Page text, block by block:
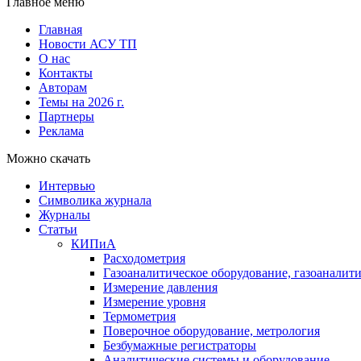
Главная
Новости АСУ ТП
О нас
Контакты
Авторам
Темы на 2026 г.
Партнеры
Реклама
Можно скачать
Интервью
Символика журнала
Журналы
Статьи
КИПиА
Расходометрия
Газоаналитическое оборудование,
Измерение давления
Измерение уровня
Термометрия
Поверочное оборудование, метрология
Безбумажные регистраторы